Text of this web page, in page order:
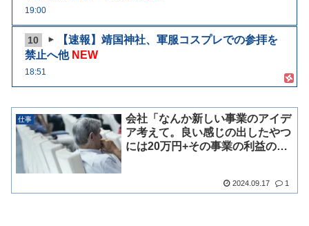
19:00
10
【速報】靖国神社、軍服コスプレでの参拝を
禁止へ他 NEW
18:51
仕事
会社「なんか新しい事業のアイデ
ア考えて。良い感じの出したやつ
には20万円+その事業の利益の3%
2024.09.17 1